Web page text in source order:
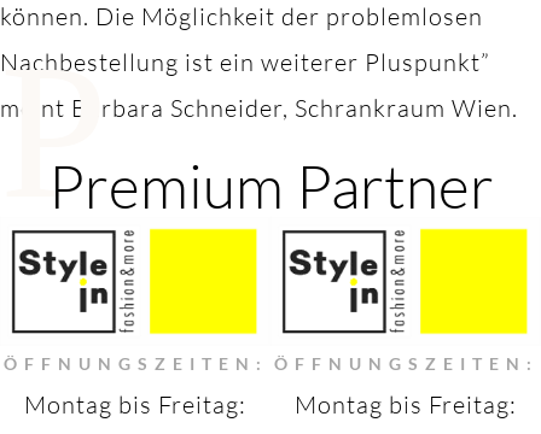
können. Die Möglichkeit der problemlosen
Nachbestellung ist ein weiterer Pluspunkt”
meint Barbara Schneider, Schrankraum Wien.
PPremium Partner
ÖFFNUNGSZEITEN:
Montag bis Freitag:
ÖFFNUNGSZEITEN:
Montag bis Freitag: